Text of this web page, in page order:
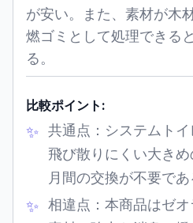
が安い。また、素材が木
燃ゴミとして処理できる
る。
比較ポイント:
共通点：システムトイ
飛び散りにくい大き
月間の交換が不要であ
相違点：本商品はゼ